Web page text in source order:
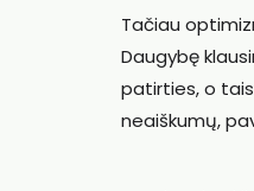
Tačiau
Daugybę
patirties, o
neaiškumų,